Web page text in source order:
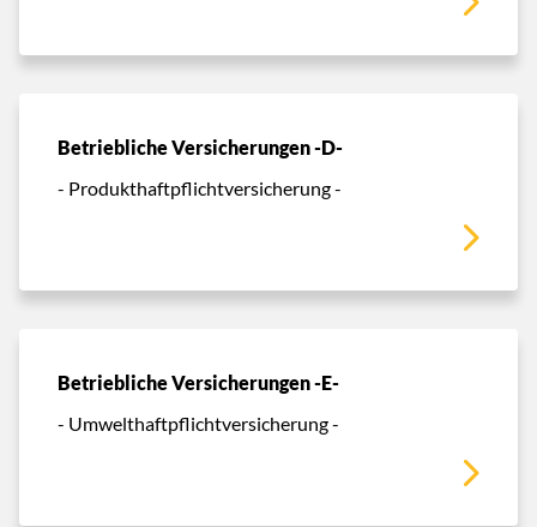
Betriebliche Versicherungen -D-
- Produkthaftpflichtversicherung -
Betriebliche Versicherungen -E-
- Umwelthaftpflichtversicherung -